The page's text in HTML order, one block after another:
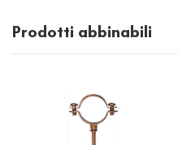
Prodotti abbinabili